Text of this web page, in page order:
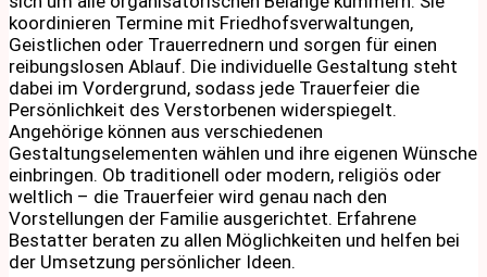
koordinieren Termine mit Friedhofsverwaltungen,
Geistlichen oder Trauerrednern und sorgen für einen
reibungslosen Ablauf. Die individuelle Gestaltung steht
dabei im Vordergrund, sodass jede Trauerfeier die
Persönlichkeit des Verstorbenen widerspiegelt.
Angehörige können aus verschiedenen
Gestaltungselementen wählen und ihre eigenen Wünsche
einbringen. Ob traditionell oder modern, religiös oder
weltlich – die Trauerfeier wird genau nach den
Vorstellungen der Familie ausgerichtet. Erfahrene
Bestatter beraten zu allen Möglichkeiten und helfen bei
der Umsetzung persönlicher Ideen.